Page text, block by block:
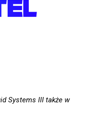
Systems III także w